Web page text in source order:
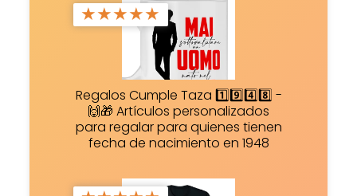
★★★★★
Regalos Cumple Taza 1️⃣9️⃣4️⃣8️⃣ -
🙌🎁 Artículos personalizados
para regalar para quienes tienen
fecha de nacimiento en 1948